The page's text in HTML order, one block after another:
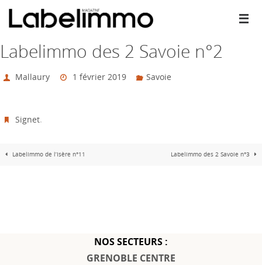
Labelimmo des 2 Savoie n°2
Mallaury 1 février 2019 Savoie
Signet.
Labelimmo de l’Isère n°11 Labelimmo des 2 Savoie n°3
NOS SECTEURS :
GRENOBLE CENTRE